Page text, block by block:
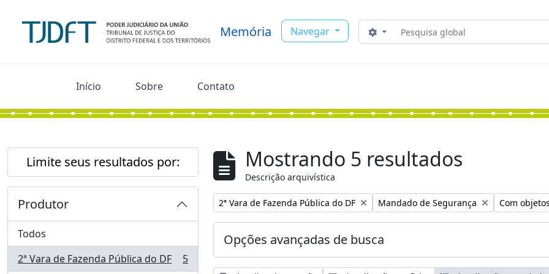
Memória Navegar Buscar
Opções de busca
Início Sobre Contato
Limite seus resultados por:
Produtor
Todos
2ª Vara de Fazenda Pública do DF
, 5 resultados
5
Mostrando 5 resultados
Descrição arquivística
Remover filtro:
2ª Vara de Fazenda Pública do DF Remover filtro:
Mandado de Segurança Remover
Com
Opções avançadas de busca